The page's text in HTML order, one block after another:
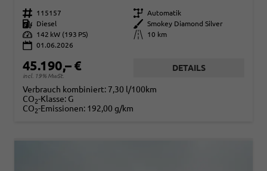
Fahrzeugnr. 115157 Getriebe Automatik
Kraftstoff
Diesel Außenfarbe
Smokey Diamond Silver
Leistung
142 kW (193 PS) Kilometerstand
10 km
01.06.2026
45.190,– €
incl. 19% MwSt.
DETAILS
Verbrauch kombiniert: 7,30 l/100km
CO2-Klasse: G
CO2-Emissionen: 192,00 g/km